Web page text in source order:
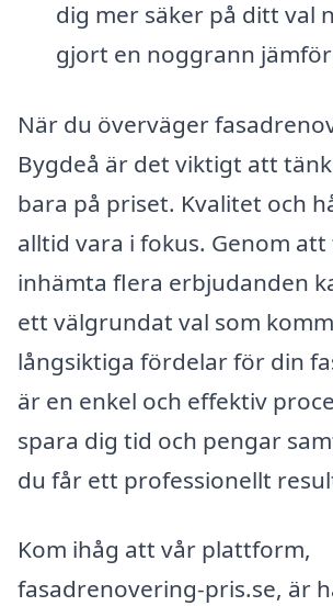
dig mer säker på ditt val
gjort en noggrann
När du överväger
Bygdeå är det viktigt att
bara på priset. Kvalitet och
alltid vara i fokus. Genom
inhämta flera erbjudanden
ett välgrundat val som
långsiktiga fördelar för din
är en enkel och effektiv
spara dig tid och pengar
du får ett professionellt
Kom ihåg att vår plattform,
fasadrenovering-pris.se, är